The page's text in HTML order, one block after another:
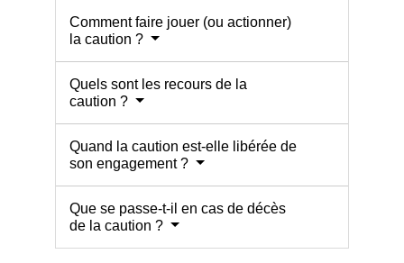
Comment faire jouer (ou actionner)
la caution ?
Quels sont les recours de la
caution ?
Quand la caution est-elle libérée de
son engagement ?
Que se passe-t-il en cas de décès
de la caution ?